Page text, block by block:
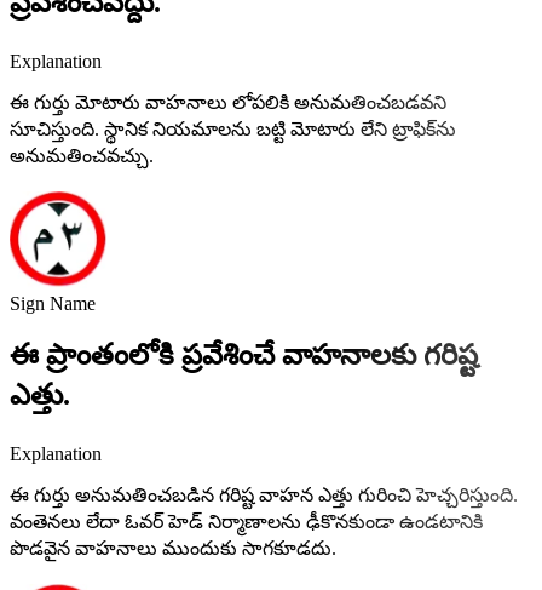
Explanation
ఈ గుర్తు మోటారు వాహనాలు లోపలికి అనుమతించబడవని
సూచిస్తుంది. స్థానిక నియమాలను బట్టి మోటారు లేని ట్రాఫిక్‌ను
అనుమతించవచ్చు.
Sign Name
ఈ ప్రాంతంలోకి ప్రవేశించే వాహనాలకు గరిష్ట
ఎత్తు.
Explanation
ఈ గుర్తు అనుమతించబడిన గరిష్ట వాహన ఎత్తు గురించి హెచ్చరిస్తుంది.
వంతెనలు లేదా ఓవర్ హెడ్ నిర్మాణాలను ఢీకొనకుండా ఉండటానికి
పొడవైన వాహనాలు ముందుకు సాగకూడదు.